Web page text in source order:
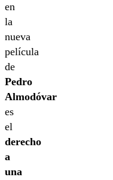
en
la
nueva
película
de
Pedro
Almodóvar
es
el
derecho
a
una